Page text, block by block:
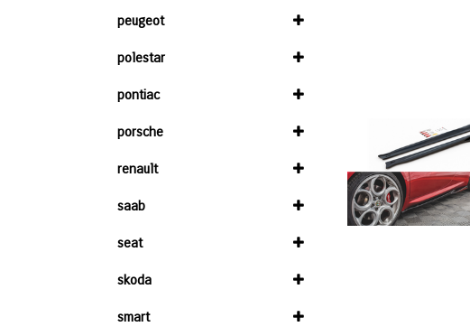
peugeot
polestar
pontiac
porsche
renault
saab
seat
skoda
smart